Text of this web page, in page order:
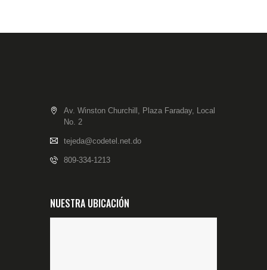
Av. Winston Churchill, Plaza Faraday, Local
No. 2
tejeda@codetel.net.do
809-334-1213
NUESTRA UBICACIÓN